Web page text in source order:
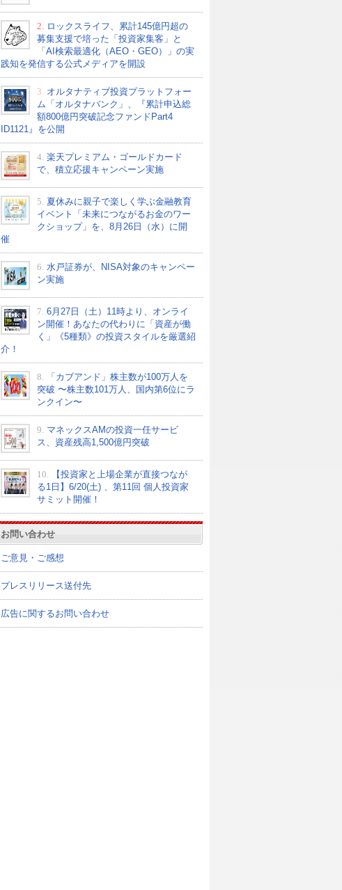
2.
ロックスライフ、累計145億円超の
募集支援で培った「投資家集客」と
「AI検索最適化（AEO・GEO）」の実
践知を発信する公式メディアを開設
3. オルタナティブ投資プラットフォー
ム「オルタナバンク」、『累計申込総
額800億円突破記念ファンドPart4
ID1121』を公開
4. 楽天プレミアム・ゴールドカード
で、積立応援キャンペーン実施
5. 夏休みに親子で楽しく学ぶ金融教育
イベント「未来につながるお金のワー
クショップ」を、8月26日（水）に開
催
6. 水戸証券が、NISA対象のキャンペー
ン実施
7. 6月27日（土）11時より、オンライ
ン開催！あなたの代わりに「資産が働
く」《5種類》の投資スタイルを厳選紹
介！
8.
「カブアンド」株主数が100万人を
突破 〜株主数101万人、国内第6位にラ
ンクイン〜
9. マネックスAMの投資一任サービ
ス、資産残高1,500億円突破
10.
【投資家と上場企業が直接つなが
る1日】6/20(土) 、第11回 個人投資家
サミット開催！
お問い合わせ
ご意見・ご感想
プレスリリース送付先
広告に関するお問い合わせ